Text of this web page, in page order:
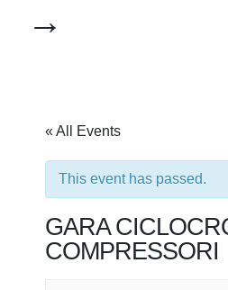
→
« All Events
This event has passed.
GARA
COMPRESSORI